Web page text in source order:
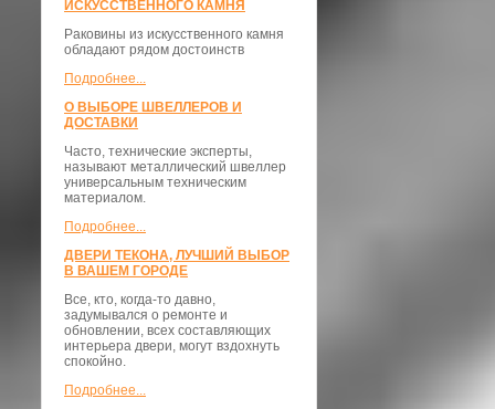
ИСКУССТВЕННОГО КАМНЯ
Раковины из искусственного камня
обладают рядом достоинств
Подробнее...
О ВЫБОРЕ ШВЕЛЛЕРОВ И
ДОСТАВКИ
​Часто, технические эксперты,
называют металлический швеллер
универсальным техническим
материалом.
Подробнее...
ДВЕРИ ТЕКОНА, ЛУЧШИЙ ВЫБОР
В ВАШЕМ ГОРОДЕ
Все, кто, когда-то давно,
задумывался о ремонте и
обновлении, всех составляющих
интерьера двери, могут вздохнуть
спокойно.
Подробнее...